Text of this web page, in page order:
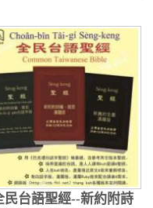
民台語聖經--新約附詩